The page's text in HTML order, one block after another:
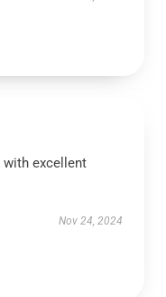
with excellent
Nov 24, 2024